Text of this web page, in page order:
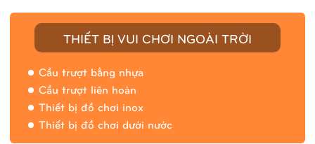
THIẾT BỊ VUI CHƠI NGOÀI TRỜI
Cầu trượt bằng nhựa
Cầu trượt liên hoàn
Thiết bị đồ chơi inox
Thiết bị đồ chơi dưới nước